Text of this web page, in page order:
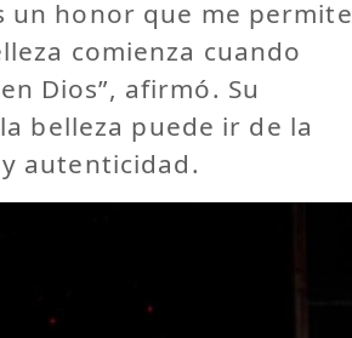
un honor que me permite
comienza cuando
Dios”, afirmó. Su
belleza puede ir de la
autenticidad.